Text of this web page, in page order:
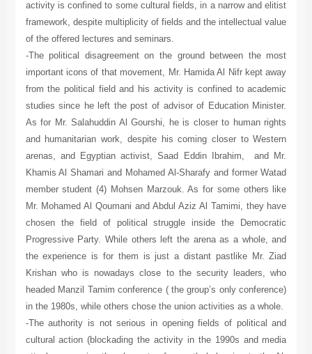
activity is confined to some cultural fields, in a narrow and elitist
framework, despite multiplicity of fields and the intellectual value
of the offered lectures and seminars.
-The political disagreement on the ground between the most
important icons of that movement, Mr. Hamida Al Nifr kept away
from the political field and his activity is confined to academic
studies since he left the post of advisor of Education Minister.
As for Mr. Salahuddin Al Gourshi, he is closer to human rights
and humanitarian work, despite his coming closer to Western
arenas, and Egyptian activist, Saad Eddin Ibrahim, and Mr.
Khamis Al Shamari and Mohamed Al-Sharafy and former Watad
member student (4) Mohsen Marzouk. As for some others like
Mr. Mohamed Al Qoumani and Abdul Aziz Al Tamimi, they have
chosen the field of political struggle inside the Democratic
Progressive Party. While others left the arena as a whole, and
the experience is for them is just a distant pastlike Mr. Ziad
Krishan who is nowadays close to the security leaders, who
headed Manzil Tamim conference ( the group’s only conference)
in the 1980s, while others chose the union activities as a whole.
-The authority is not serious in opening fields of political and
cultural action (blockading the activity in the 1990s and media